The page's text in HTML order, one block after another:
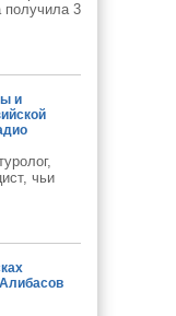
получила 3
и
чьи